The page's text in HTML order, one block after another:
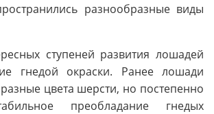
разнообразные виды
ступеней развития лошадей
гнедой окраски. Ранее лошади
цвета шерсти, но постепенно
преобладание гнедых